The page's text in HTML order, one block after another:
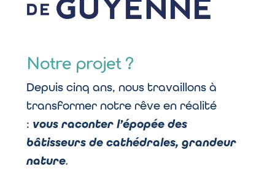
Notre projet ?
Depuis cinq ans, nous travaillons à
transformer notre rêve en réalité
: vous raconter l’épopée des
bâtisseurs de cathédrales, grandeur
nature.